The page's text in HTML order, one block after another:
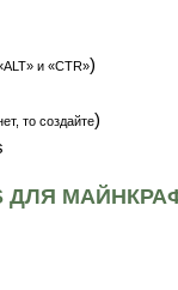
и «CTR»)
то создайте)